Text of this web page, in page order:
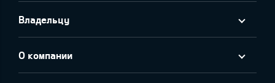
Владельцу
О компании